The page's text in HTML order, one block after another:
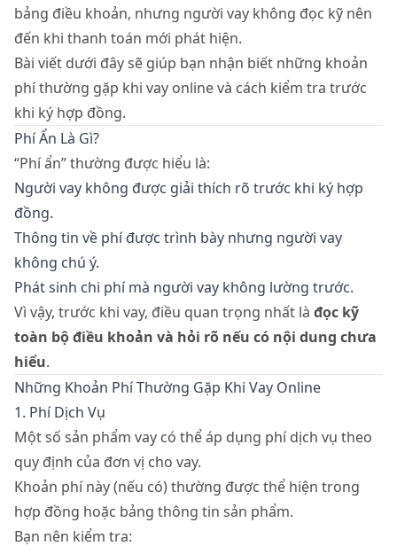
bảng điều khoản, nhưng người vay không đọc kỹ nên
đến khi thanh toán mới phát hiện.
Bài viết dưới đây sẽ giúp bạn nhận biết những khoản
phí thường gặp khi vay online và cách kiểm tra trước
khi ký hợp đồng.
Phí Ẩn Là Gì?
“Phí ẩn” thường được hiểu là:
Người vay không được giải thích rõ trước khi ký hợp
đồng.
Thông tin về phí được trình bày nhưng người vay
không chú ý.
Phát sinh chi phí mà người vay không lường trước.
Vì vậy, trước khi vay, điều quan trọng nhất là đọc kỹ
toàn bộ điều khoản và hỏi rõ nếu có nội dung chưa
hiểu.
Những Khoản Phí Thường Gặp Khi Vay Online
1. Phí Dịch Vụ
Một số sản phẩm vay có thể áp dụng phí dịch vụ theo
quy định của đơn vị cho vay.
Khoản phí này (nếu có) thường được thể hiện trong
hợp đồng hoặc bảng thông tin sản phẩm.
Bạn nên kiểm tra: